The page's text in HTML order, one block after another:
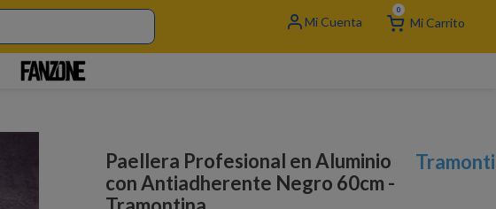
0
Paellera Profesional en Aluminio
con Antiadherente Negro 60cm -